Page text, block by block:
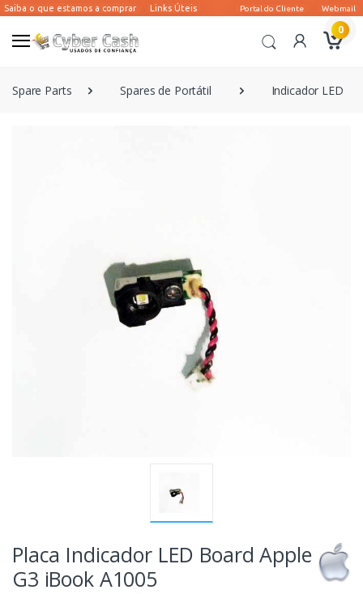
0
Spare Parts Spares de Portátil Indicador LED
Placa Indicador LED Board Apple
G3 iBook A1005